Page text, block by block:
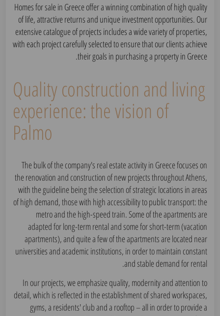
Homes for sale in Greece offer a winning combination of high quality
of life, attractive returns and unique investment opportunities. Our
extensive catalogue of projects includes a wide variety of properties,
with each project carefully selected to ensure that our clients achieve
their goals in purchasing a property in Greece.
Quality construction and living
experience: the vision of
Palmo
The bulk of the company's real estate activity in Greece focuses on
the renovation and construction of new projects throughout Athens,
with the guideline being the selection of strategic locations in areas
of high demand, those with high accessibility to public transport: the
metro and the high-speed train. Some of the apartments are
adapted for long-term rental and some for short-term (vacation
apartments), and quite a few of the apartments are located near
universities and academic institutions, in order to maintain constant
and stable demand for rental.
In our projects, we emphasize quality, modernity and attention to
detail, which is reflected in the establishment of shared workspaces,
gyms, a residents' club and a rooftop – all in order to provide a